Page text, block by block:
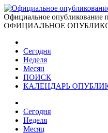
Официальное опубликование
ОФИЦИАЛЬНОЕ
Сегодня
Неделя
Месяц
ПОИСК
КАЛЕНДАРЬ
Сегодня
Неделя
Месяц